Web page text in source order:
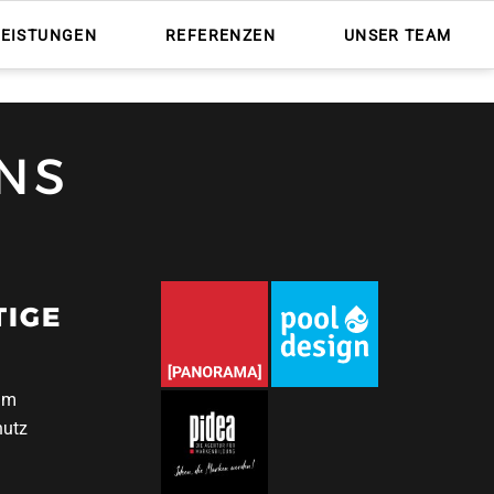
REFERENZEN UNSER TEAM